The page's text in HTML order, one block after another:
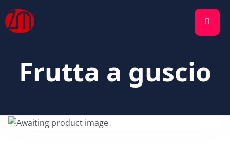
Frutta a guscio